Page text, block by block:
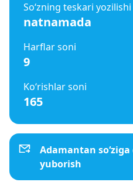
So‘zning teskari yozilishi
natnamada
Harflar soni
9
Ko‘rishlar soni
165
Adamantan
yuborish